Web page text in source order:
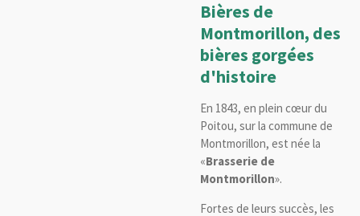
Bières de
Montmorillon, des
bières gorgées
d'histoire
En 1843, en plein cœur du
Poitou, sur la commune de
Montmorillon, est née la
«Brasserie de
Montmorillon».
Fortes de leurs succès, les